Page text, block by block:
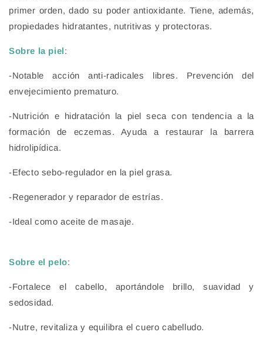
primer orden, dado su poder antioxidante. Tiene, además,
propiedades hidratantes, nutritivas y protectoras.
Sobre la piel:
-Notable acción anti-radicales libres. Prevención del
envejecimiento prematuro.
-Nutrición e hidratación la piel seca con tendencia a la
formación de eczemas. Ayuda a restaurar la barrera
hidrolipídica.
-Efecto sebo-regulador en la piel grasa.
-Regenerador y reparador de estrías.
-Ideal como aceite de masaje.
Sobre el pelo:
-Fortalece el cabello, aportándole brillo, suavidad y
sedosidad.
-Nutre, revitaliza y equilibra el cuero cabelludo.